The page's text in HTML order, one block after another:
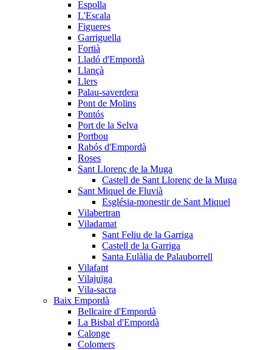
Espolla
L'Escala
Figueres
Garriguella
Fortià
Lladó d'Empordà
Llançà
Llers
Palau-saverdera
Pont de Molins
Pontós
Port de la Selva
Portbou
Rabós d'Empordà
Roses
Sant Llorenç de la Muga
Castell de Sant Llorenç de la Muga
Sant Miquel de Fluvià
Església-monestir de Sant Miquel
Vilabertran
Viladamat
Sant Feliu de la Garriga
Castell de la Garriga
Santa Eulàlia de Palauborrell
Vilafant
Vilajuïga
Vila-sacra
Baix Empordà
Bellcaire d'Empordà
La Bisbal d'Empordà
Calonge
Colomers